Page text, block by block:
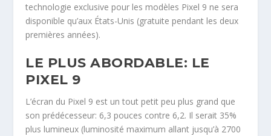
technologie exclusive pour les modèles Pixel 9 ne sera
disponible qu’aux États-Unis (gratuite pendant les deux
premières années).
LE PLUS ABORDABLE: LE
PIXEL 9
L’écran du Pixel 9 est un tout petit peu plus grand que
son prédécesseur: 6,3 pouces contre 6,2. Il serait 35%
plus lumineux (luminosité maximum allant jusqu’à 2700